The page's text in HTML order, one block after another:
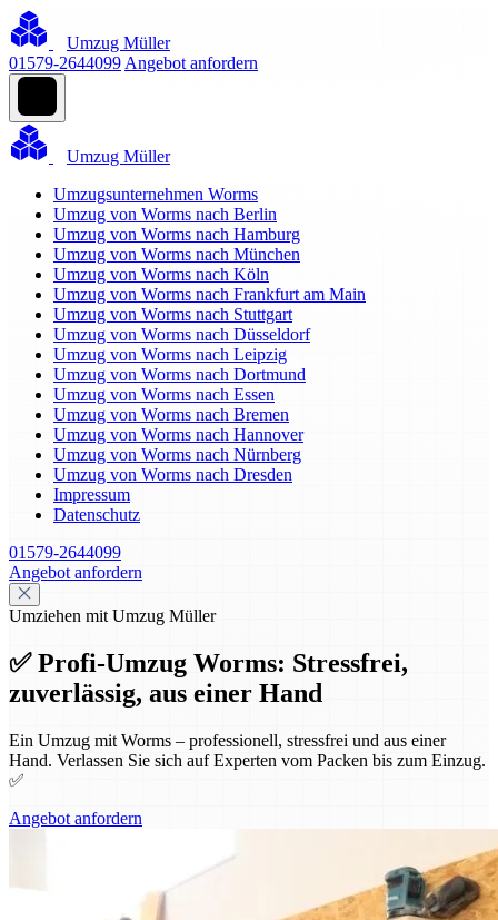
Umzug Müller
01579-2644099 Angebot anfordern
Umzug Müller
Umzugsunternehmen Worms
Umzug von Worms nach Berlin
Umzug von Worms nach Hamburg
Umzug von Worms nach München
Umzug von Worms nach Köln
Umzug von Worms nach Frankfurt am Main
Umzug von Worms nach Stuttgart
Umzug von Worms nach Düsseldorf
Umzug von Worms nach Leipzig
Umzug von Worms nach Dortmund
Umzug von Worms nach Essen
Umzug von Worms nach Bremen
Umzug von Worms nach Hannover
Umzug von Worms nach Nürnberg
Umzug von Worms nach Dresden
Impressum
Datenschutz
01579-2644099
Angebot anfordern
Umziehen mit Umzug Müller
✅ Profi-Umzug Worms: Stressfrei,
zuverlässig, aus einer Hand
Ein Umzug mit Worms – professionell, stressfrei und aus einer
Hand. Verlassen Sie sich auf Experten vom Packen bis zum Einzug.
✅
Angebot anfordern